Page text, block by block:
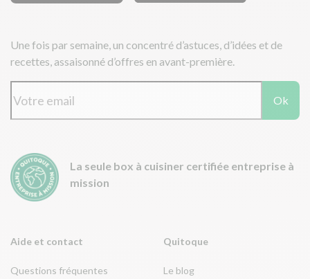
Aide et contact
Questions fréquentes
Quitoque
Le blog
Une fois par semaine, un concentré d’astuces, d’idées et de
recettes, assaisonné d’offres en avant-première.
Ok
La seule box à cuisiner certifiée entreprise à
mission